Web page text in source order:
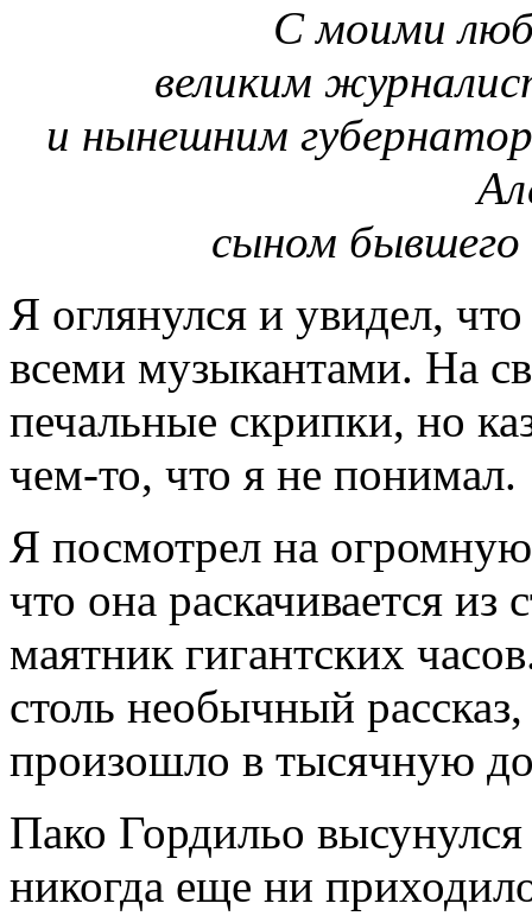
С моими
великим
и нынешним
сыном бывшего
Я оглянулся и увидел,
всеми музыкантами. На
печальные скрипки, но
чем-то, что я не понимал.
Я посмотрел на
что она раскачивается
маятник гигантских
столь необычный
произошло в тысячную
Пако Гордильо высунулся
никогда еще ни